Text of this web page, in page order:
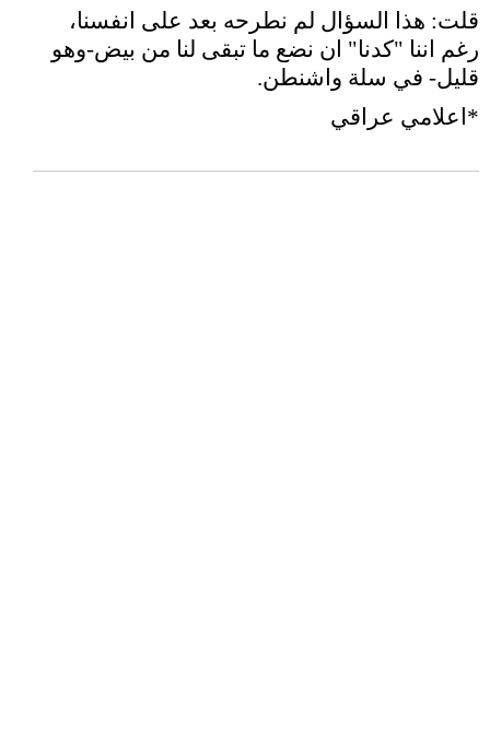
قلت: هذا السؤال لم نطرحه بعد على انفسنا،
رغم اننا "كدنا" ان نضع ما تبقى لنا من بيض-وهو
قليل- في سلة واشنطن.
*اعلامي عراقي